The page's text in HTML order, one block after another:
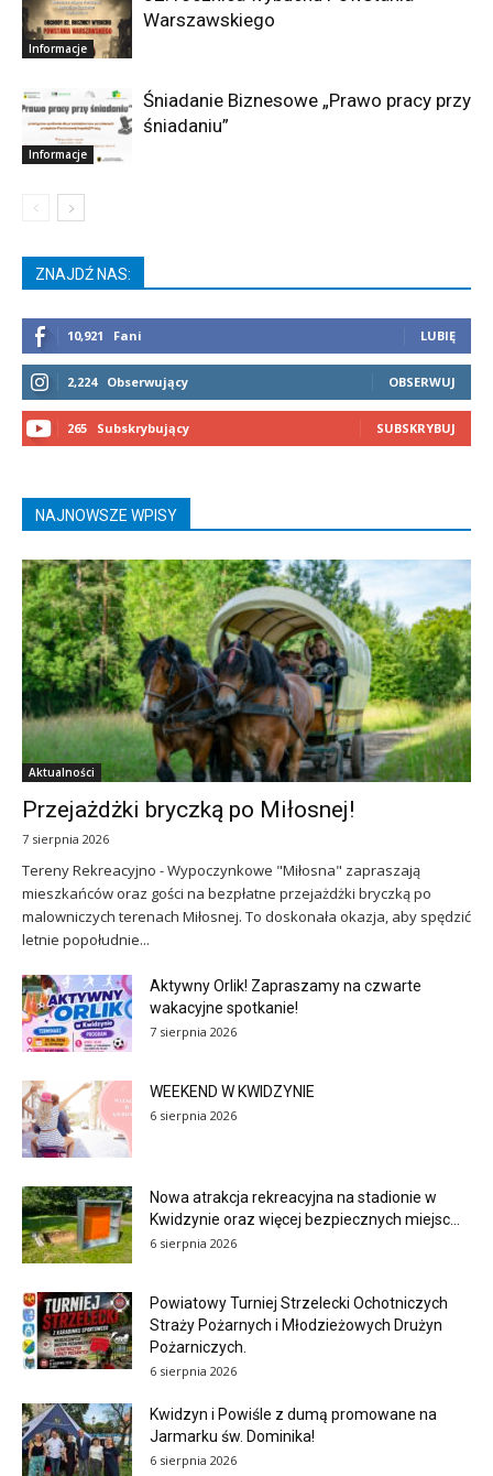
Informacje
Warszawskiego
Informacje
Śniadanie Biznesowe „Prawo pracy przy
śniadaniu”
ZNAJDŹ NAS:
10,921 Fani LUBIĘ
2,224 Obserwujący OBSERWUJ
265 Subskrybujący SUBSKRYBUJ
NAJNOWSZE WPISY
Aktualności
Przejażdżki bryczką po Miłosnej!
7 sierpnia 2026
Tereny Rekreacyjno - Wypoczynkowe "Miłosna" zapraszają
mieszkańców oraz gości na bezpłatne przejażdżki bryczką po
malowniczych terenach Miłosnej. To doskonała okazja, aby spędzić
letnie popołudnie...
Aktywny Orlik! Zapraszamy na czwarte
wakacyjne spotkanie!
7 sierpnia 2026
WEEKEND W KWIDZYNIE
6 sierpnia 2026
Nowa atrakcja rekreacyjna na stadionie w
Kwidzynie oraz więcej bezpiecznych miejsc...
6 sierpnia 2026
Powiatowy Turniej Strzelecki Ochotniczych
Straży Pożarnych i Młodzieżowych Drużyn
Pożarniczych.
6 sierpnia 2026
Kwidzyn i Powiśle z dumą promowane na
Jarmarku św. Dominika!
6 sierpnia 2026